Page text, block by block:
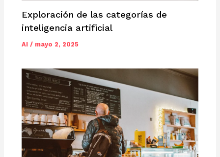
Exploración de las categorías de
inteligencia artificial
AI / mayo 2, 2025